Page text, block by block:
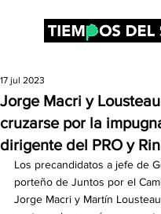
Jorge Macri y
cruzarse por la
dirigente del PRO y
17 jul 2023
Los precandidatos a jefe de
porteño de Juntos por el
Jorge Macri y Martín